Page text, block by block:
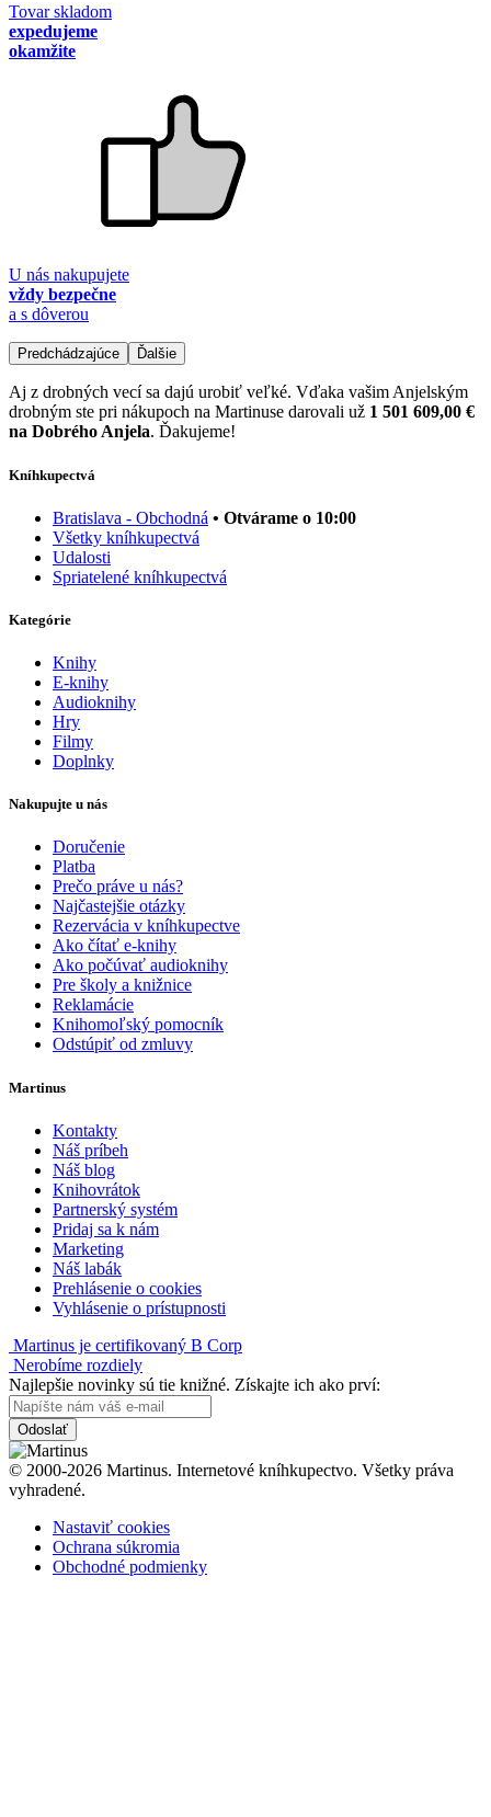
Tovar skladom
expedujeme
okamžite
U nás nakupujete
vždy bezpečne
a s dôverou
Predchádzajúce Ďalšie
Aj z drobných vecí sa dajú urobiť veľké. Vďaka vašim Anjelským
drobným ste pri nákupoch na Martinuse darovali už 1 501 609,00 €
na Dobrého Anjela. Ďakujeme!
Kníhkupectvá
Bratislava - Obchodná • Otvárame o 10:00
Všetky kníhkupectvá
Udalosti
Spriatelené kníhkupectvá
Kategórie
Knihy
E-knihy
Audioknihy
Hry
Filmy
Doplnky
Nakupujte u nás
Doručenie
Platba
Prečo práve u nás?
Najčastejšie otázky
Rezervácia v kníhkupectve
Ako čítať e-knihy
Ako počúvať audioknihy
Pre školy a knižnice
Reklamácie
Knihomoľský pomocník
Odstúpiť od zmluvy
Martinus
Kontakty
Náš príbeh
Náš blog
Knihovrátok
Partnerský systém
Pridaj sa k nám
Marketing
Náš labák
Prehlásenie o cookies
Vyhlásenie o prístupnosti
Martinus je certifikovaný B Corp
Nerobíme rozdiely
Najlepšie novinky sú tie knižné. Získajte ich ako prví:
Odoslať
© 2000-2026 Martinus. Internetové kníhkupectvo. Všetky práva
vyhradené.
Nastaviť cookies
Ochrana súkromia
Obchodné podmienky